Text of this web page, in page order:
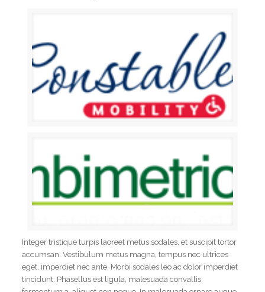
Integer tristique turpis laoreet metus sodales, et suscipit tortor
accumsan. Vestibulum metus magna, tempus nec ultrices
eget, imperdiet nec ante. Morbi sodales leo ac dolor imperdiet
tincidunt. Phasellus est ligula, malesuada convallis